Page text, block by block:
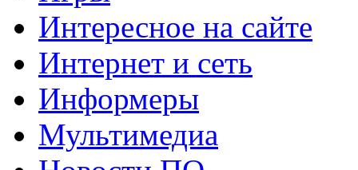
Интересное на сайте
Интернет и сеть
Информеры
Мультимедиа